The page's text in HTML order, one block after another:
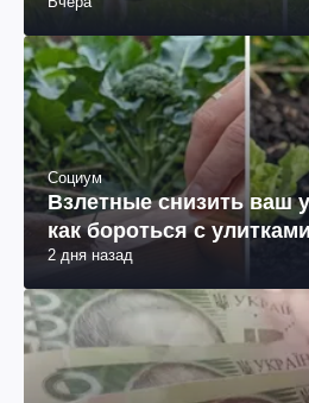
Социум
Взлетные снизить ваш
как бороться с
2 дня назад